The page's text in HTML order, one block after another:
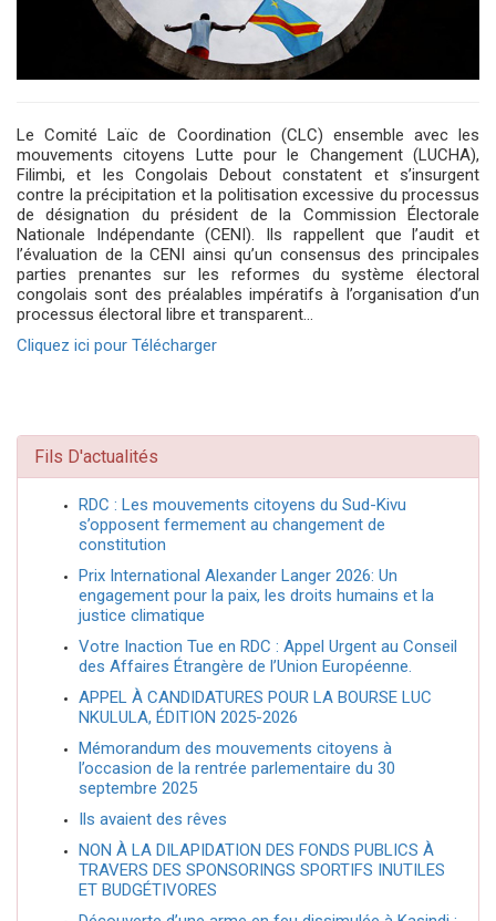
Le Comité Laïc de Coordination (CLC) ensemble avec les
mouvements citoyens Lutte pour le Changement (LUCHA),
Filimbi, et les Congolais Debout constatent et s’insurgent
contre la précipitation et la politisation excessive du processus
de désignation du président de la Commission Électorale
Nationale Indépendante (CENI). Ils rappellent que l’audit et
l’évaluation de la CENI ainsi qu’un consensus des principales
parties prenantes sur les reformes du système électoral
congolais sont des préalables impératifs à l’organisation d’un
processus électoral libre et transparent…
Cliquez ici pour Télécharger
Fils D'actualités
RDC : Les mouvements citoyens du Sud-Kivu
s’opposent fermement au changement de
constitution
Prix International Alexander Langer 2026: Un
engagement pour la paix, les droits humains et la
justice climatique
Votre Inaction Tue en RDC : Appel Urgent au Conseil
des Affaires Étrangère de l’Union Européenne.
APPEL À CANDIDATURES POUR LA BOURSE LUC
NKULULA, ÉDITION 2025-2026
Mémorandum des mouvements citoyens à
l’occasion de la rentrée parlementaire du 30
septembre 2025
Ils avaient des rêves
NON À LA DILAPIDATION DES FONDS PUBLICS À
TRAVERS DES SPONSORINGS SPORTIFS INUTILES
ET BUDGÉTIVORES